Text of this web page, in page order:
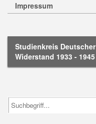
Impressum
Studienkreis Deutscher
Widerstand 1933 - 1945